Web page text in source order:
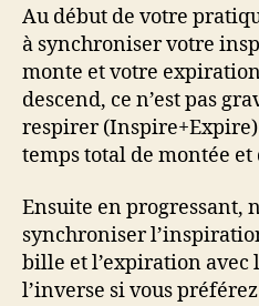
Au début de votre
à synchroniser votre
monte et votre
descend, ce n’est pas
respirer (Inspire+Expire)
temps total de montée
Ensuite en progressant,
synchroniser
bille et l’expiration avec
l’inverse si vous